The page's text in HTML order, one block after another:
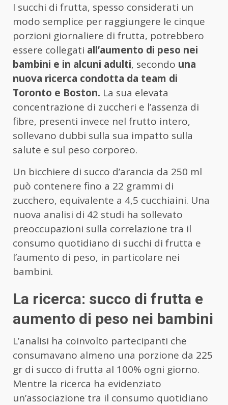
I succhi di frutta, spesso considerati un
modo semplice per raggiungere le cinque
porzioni giornaliere di frutta, potrebbero
essere collegati all’aumento di peso nei
bambini e in alcuni adulti, secondo una
nuova ricerca condotta da team di
Toronto e Boston. La sua elevata
concentrazione di zuccheri e l’assenza di
fibre, presenti invece nel frutto intero,
sollevano dubbi sulla sua impatto sulla
salute e sul peso corporeo.
Un bicchiere di succo d’arancia da 250 ml
può contenere fino a 22 grammi di
zucchero, equivalente a 4,5 cucchiaini. Una
nuova analisi di 42 studi ha sollevato
preoccupazioni sulla correlazione tra il
consumo quotidiano di succhi di frutta e
l’aumento di peso, in particolare nei
bambini.
La ricerca: succo di frutta e
aumento di peso nei bambini
L’analisi ha coinvolto partecipanti che
consumavano almeno una porzione da 225
gr di succo di frutta al 100% ogni giorno.
Mentre la ricerca ha evidenziato
un’associazione tra il consumo quotidiano